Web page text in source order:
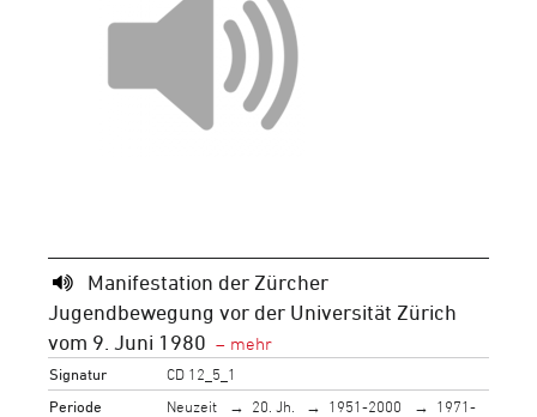
Manifestation der Zürcher
Jugendbewegung vor der Universität Zürich
vom 9. Juni 1980
Signatur
CD 12_5_1
Periode
Neuzeit 20. Jh. 1951-2000
1971-